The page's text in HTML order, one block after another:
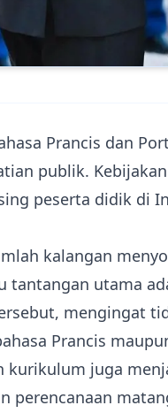
Prancis dan
publik.
peserta didik di
kalangan
tantangan utama
mengingat
Prancis
kurikulum juga
perencanaan